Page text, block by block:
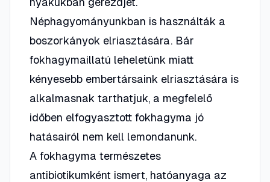
Néphagyományunkban is használták a
boszorkányok elriasztására. Bár
fokhagymaillatú leheletünk miatt
kényesebb embertársaink elriasztására is
alkalmasnak tarthatjuk, a megfelelő
időben elfogyasztott fokhagyma jó
hatásairól nem kell lemondanunk.
A fokhagyma természetes
antibiotikumként ismert, hatóanyaga az